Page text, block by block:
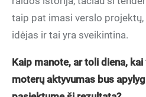
taip pat imasi verslo
idėjas ir tai yra sveikintina.
Kaip manote, ar toli diena,
moterų aktyvumas bus